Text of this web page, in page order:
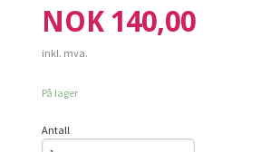
Pris
NOK 140,00
inkl. mva.
På lager
Antall